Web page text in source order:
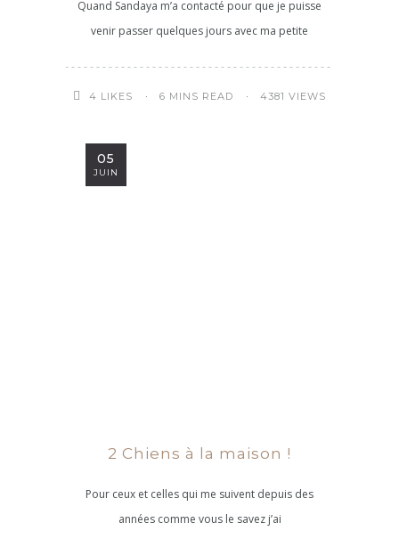
Quand Sandaya m’a contacté pour que je puisse
venir passer quelques jours avec ma petite
4 LIKES 6 MINS READ 4381 VIEWS
05
JUIN
2 Chiens à la maison !
Pour ceux et celles qui me suivent depuis des
années comme vous le savez j’ai